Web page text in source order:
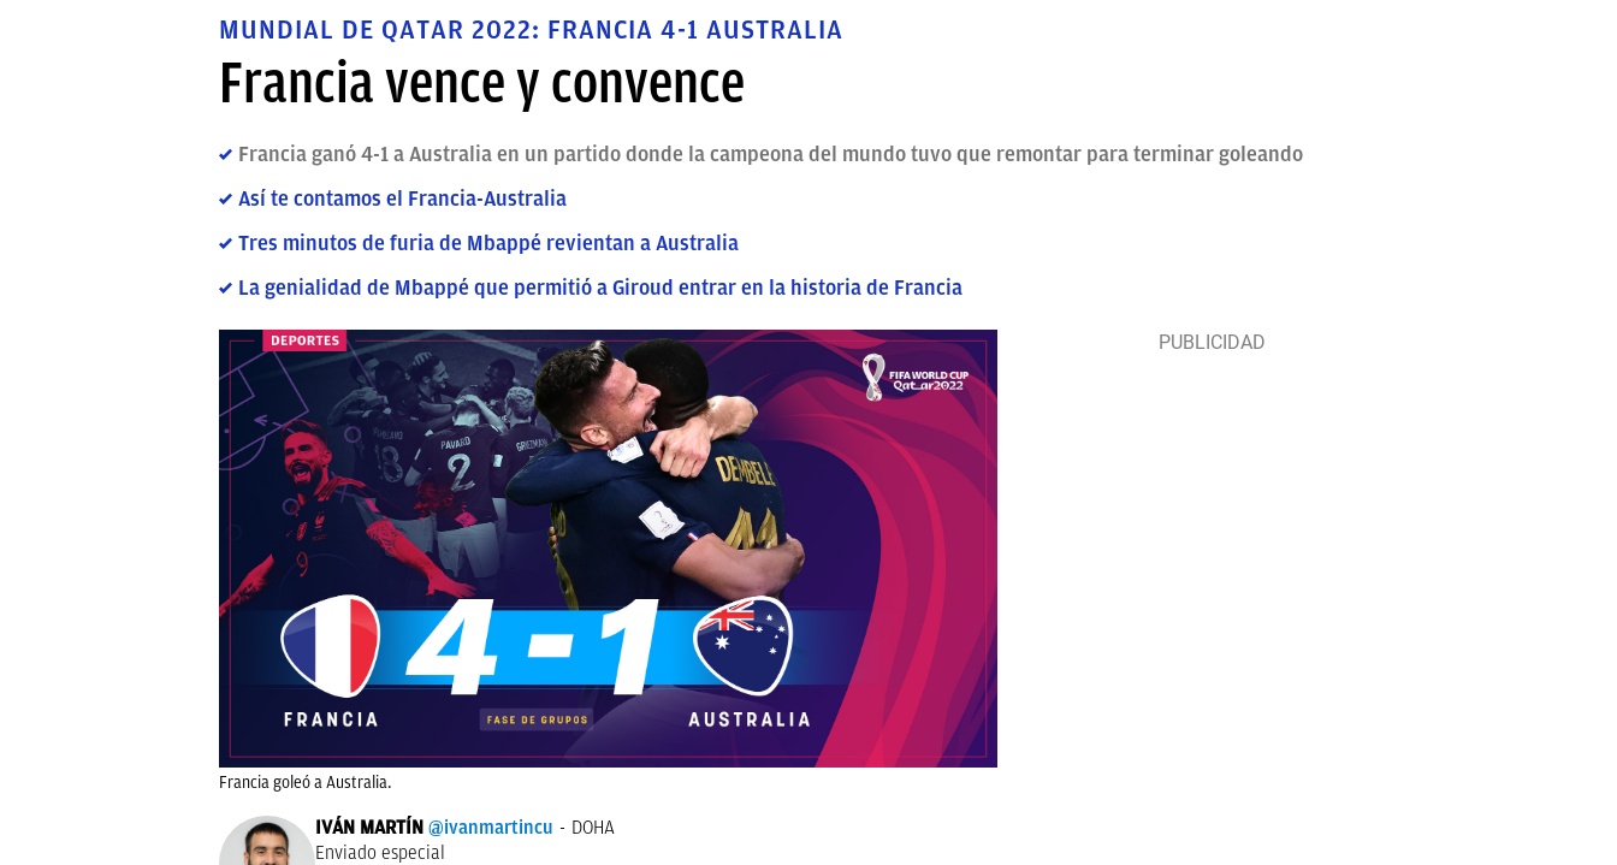
MUNDIAL DE QATAR 2022: FRANCIA 4-1 AUSTRALIA
Francia vence y convence
Francia ganó 4-1 a Australia en un partido donde la campeona del mundo tuvo que remontar para terminar goleando
Así te contamos el Francia-Australia
Tres minutos de furia de Mbappé revientan a Australia
La genialidad de Mbappé que permitió a Giroud entrar en la historia de Francia
Francia goleó a Australia.
IVÁN MARTÍN @ivanmartincu
DOHA
Enviado especial